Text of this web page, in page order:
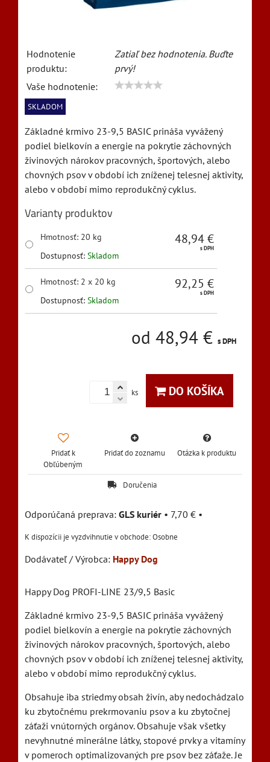
Hodnotenie
produktu:
Zatiaľ bez hodnotenia. Buďte
prvý!
Vaše hodnotenie:
SKLADOM
Základné krmivo 23-9,5 BASIC prináša vyvážený
podiel bielkovín a energie na pokrytie záchovných
živinových nárokov pracovných, športových, alebo
chovných psov v období ich zníženej telesnej aktivity,
alebo v období mimo reprodukčný cyklus.
Varianty produktov
Hmotnosť: 20 kg
Dostupnosť: Skladom
48,94 €
s DPH
Hmotnosť: 2 x 20 kg
Dostupnosť: Skladom
92,25 €
s DPH
od 48,94 € s DPH
ks DO KOŠÍKA
Pridať k
Obľúbeným
Pridať do zoznamu Otázka k produktu
Doručenia
GLS kuriér • 7,70 € •
Osobne
Dodávateľ / Výrobca: Happy Dog
Happy Dog PROFI-LINE 23/9,5 Basic
Základné krmivo 23-9,5 BASIC prináša vyvážený
podiel bielkovín a energie na pokrytie záchovných
živinových nárokov pracovných, športových, alebo
chovných psov v období ich zníženej telesnej aktivity,
alebo v období mimo reprodukčný cyklus.
Obsahuje iba striedmy obsah živín, aby nedochádzalo
ku zbytočnému prekrmovaniu psov a ku zbytočnej
záťaži vnútorných orgánov. Obsahuje však všetky
nevyhnutné minerálne látky, stopové prvky a vitamíny
v pomeroch optimalizovaných pre psov bez záťaže. Je